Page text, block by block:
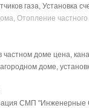
газа, Установка
Отопление
частном доме цена,
доме,
СМП "Инженерные